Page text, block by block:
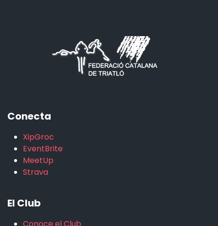
Conecta
XipGroc
EventBrite
MeetUp
Strava
El Club
Conoce el Club